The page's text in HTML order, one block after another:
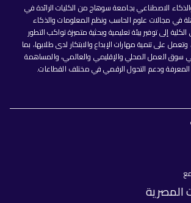
الاصطناعي بجامعة سوهاج من الكليات الرائدة في
في مجالات علوم الحاسب ونظم المعلومات والذكاء
إلى توفير بيئة تعليمية وبحثية متميزة تواكب التطور
على تنمية مهارات الإبداع والابتكار لدى طلابها، بما
سوق العمل المحلي والإقليمي والعالمي، والمساهمة
ودعم التحول الرقمي في مختلف القطاعات.
المصرية